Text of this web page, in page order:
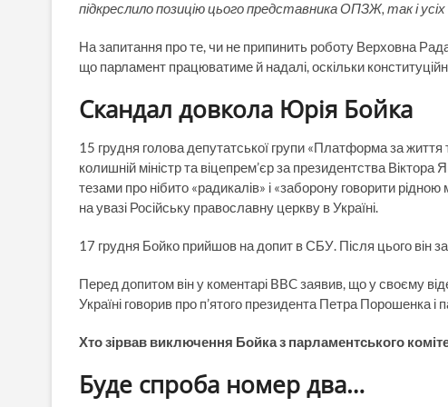
підкреслило позицію цього представника ОПЗЖ, так і усіх
На запитання про те, чи не припинить роботу Верховна
що парламент працюватиме й надалі, оскільки
Скандал довкола Юрія Бойка
15 грудня голова депутатської групи «Платформа за
колишній міністр та віцепрем’єр за президентства
тезами про нібито «радикалів» і «заборону говорити
на увазі Російську православну церкву в Україні.
17 грудня Бойко прийшов на допит в СБУ. Після цього він
Перед допитом він у коментарі BBC заявив, що у своєму
Україні говорив про п’ятого президента Петра Порошенка і
Хто зірвав виключення Бойка з парламентського
Буде спроба номер два…